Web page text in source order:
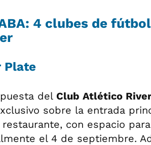
4 clubes de
Plate
del Club Atlético
sobre la entrada
restaurante, con espacio
el 4 de septiembre.